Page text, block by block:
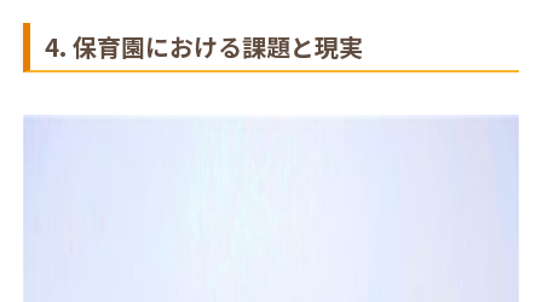
4. 保育園における課題と現実